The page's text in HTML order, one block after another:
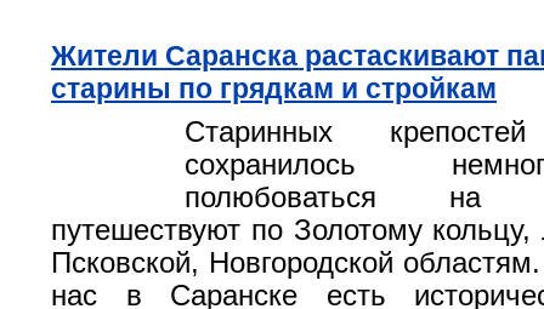
Жители Саранска растаскивают
старины по грядкам и стройкам
Старинных
сохранилось
полюбоваться
путешествуют по Золотому кольцу,
Псковской, Новгородской
нас в Саранске есть